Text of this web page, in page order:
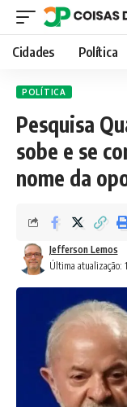
Cidades Política
POLÍTICA
Pesquisa
sobe e se
nome da
Última atualização:
Jefferson Lemos